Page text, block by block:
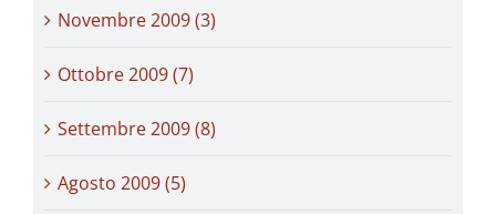
Novembre 2009 (3)
Ottobre 2009 (7)
Settembre 2009 (8)
Agosto 2009 (5)